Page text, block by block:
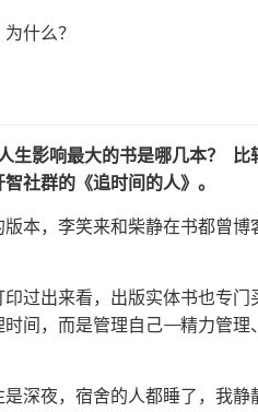
什么？
生影响最大的书是哪几本？ 比
社群的《追时间的人》。
本，李笑来和柴静在书都曾博
过出来看，出版实体书也专门
间，而是管理自己——精力管理
深夜，宿舍的人都睡了，我静